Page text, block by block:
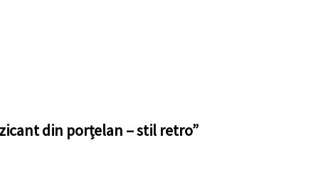
din porțelan – stil retro”